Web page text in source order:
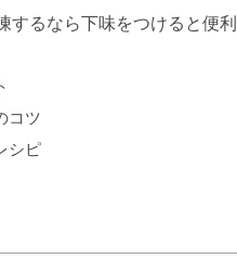
するなら下味をつけると便利
コツ
シピ